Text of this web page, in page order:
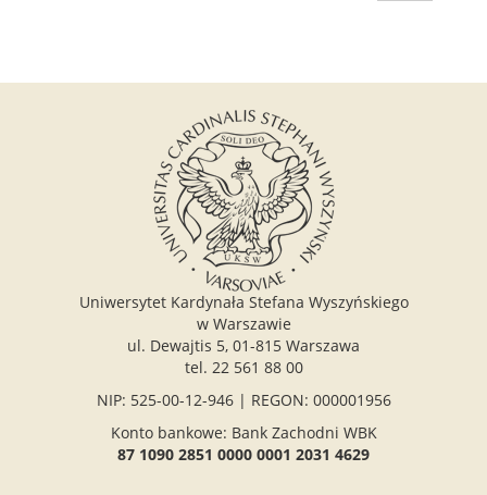
Uniwersytet Kardynała Stefana Wyszyńskiego
w Warszawie
ul. Dewajtis 5, 01-815 Warszawa
tel. 22 561 88 00
NIP: 525-00-12-946 | REGON: 000001956
Konto bankowe: Bank Zachodni WBK
87 1090 2851 0000 0001 2031 4629